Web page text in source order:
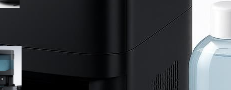
Lefant M210 PRO OMNI, robot
multifunzione in offerta su